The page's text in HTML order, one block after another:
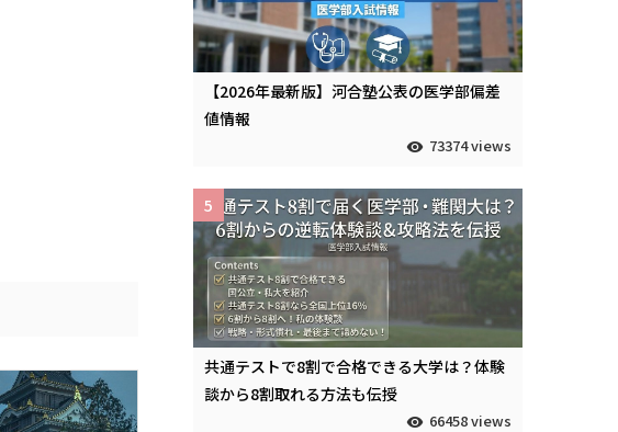
【2026年最新版】河合塾公表の医学部偏差
値情報
73374 views
共通テストで8割で合格できる大学は？体験
談から8割取れる方法も伝授
66458 views
5